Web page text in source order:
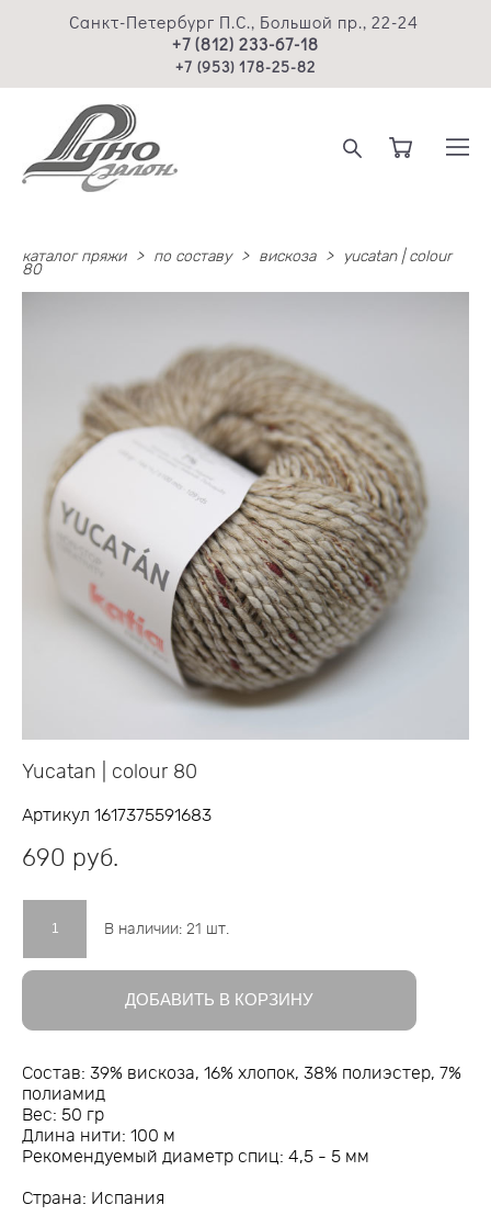
Санкт-Петербург П.С., Большой пр., 22-24
+7 (812) 233-67-18
+7 (953) 178-25-82
каталог пряжи > по составу > вискоза >
yucatan | colour
80
Yucatan | colour 80
Артикул 1617375591683
690 pуб.
В наличии: 21 шт.
ДОБАВИТЬ В КОРЗИНУ
Состав: 39% вискоза, 16% хлопок, 38% полиэстер, 7%
полиамид
Вес: 50 гр
Длина нити: 100 м
Рекомендуемый диаметр спиц: 4,5 - 5 мм
Страна: Испания